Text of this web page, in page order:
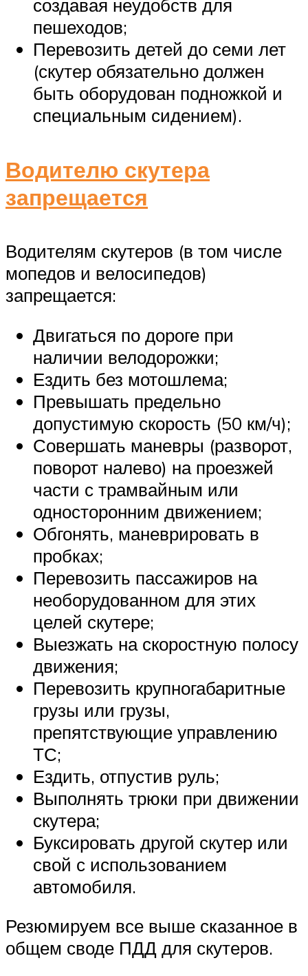
создавая неудобств для
пешеходов;
Перевозить детей до семи лет
(скутер обязательно должен
быть оборудован подножкой и
специальным сидением).
Водителю скутера
запрещается
Водителям скутеров (в том числе
мопедов и велосипедов)
запрещается:
Двигаться по дороге при
наличии велодорожки;
Ездить без мотошлема;
Превышать предельно
допустимую скорость (50 км/ч);
Совершать маневры (разворот,
поворот налево) на проезжей
части с трамвайным или
односторонним движением;
Обгонять, маневрировать в
пробках;
Перевозить пассажиров на
необорудованном для этих
целей скутере;
Выезжать на скоростную полосу
движения;
Перевозить крупногабаритные
грузы или грузы,
препятствующие управлению
ТС;
Ездить, отпустив руль;
Выполнять трюки при движении
скутера;
Буксировать другой скутер или
свой с использованием
автомобиля.
Резюмируем все выше сказанное в
общем своде ПДД для скутеров.